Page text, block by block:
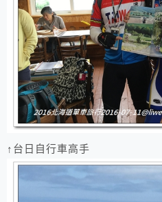
↑台日自行車高手